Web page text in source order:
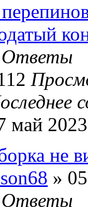
Ответы
май
не
»
Ответы